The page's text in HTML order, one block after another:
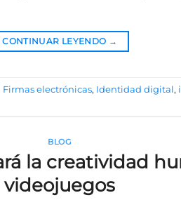
CONTINUAR LEYENDO →
Firmas electrónicas, Identidad digital,
BLOG
la creatividad
videojuegos